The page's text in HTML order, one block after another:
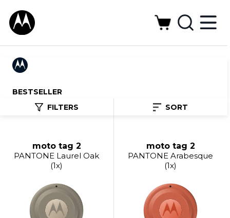
BESTSELLER
FILTERS
SORT
moto tag 2
PANTONE Laurel Oak
(1x)
moto tag 2
PANTONE Arabesque
(1x)